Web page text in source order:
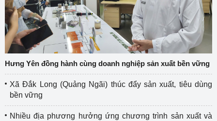
Hưng Yên đồng hành cùng doanh nghiệp sản xuất bền vững
Xã Đắk Long (Quảng Ngãi) thúc đẩy sản xuất, tiêu dùng
bền vững
Nhiều địa phương hưởng ứng chương trình sản xuất và